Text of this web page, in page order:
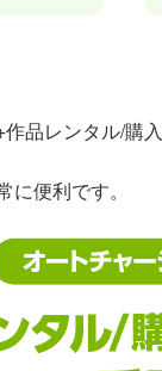
品レンタル/購
便利です。